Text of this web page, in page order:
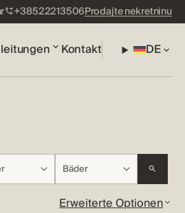
+38522213506Prodajte nekretninu
Kontakt DE
Bäder
Erweiterte Optionen